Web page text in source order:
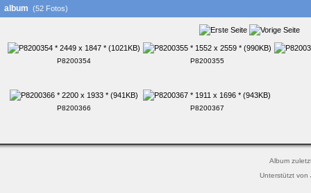
album (52 Fotos)
P8200354 P8200355
P8200366 P8200367
Album
Unterstützt von